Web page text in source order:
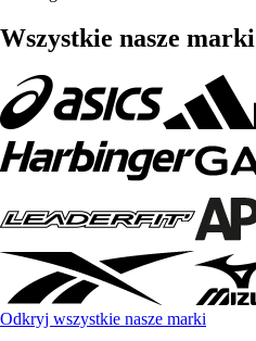
Wszystkie nasze marki
Odkryj wszystkie nasze marki